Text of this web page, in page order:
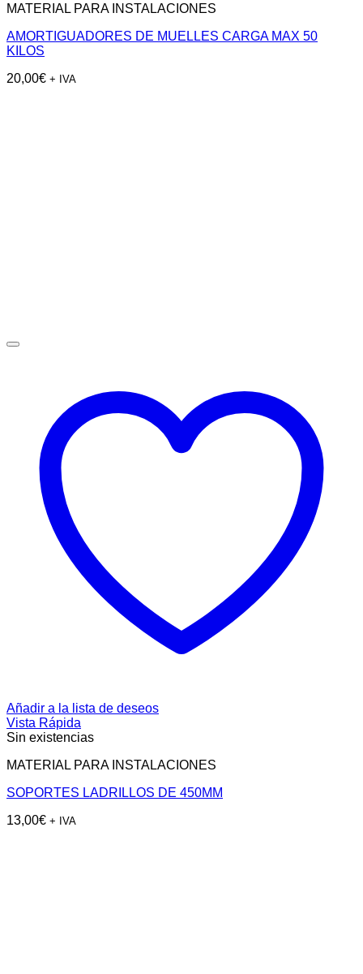
MATERIAL PARA INSTALACIONES
AMORTIGUADORES DE MUELLES CARGA MAX 50
KILOS
20,00€ + IVA
Añadir a la lista de deseos
Vista Rápida
Sin existencias
MATERIAL PARA INSTALACIONES
SOPORTES LADRILLOS DE 450MM
13,00€ + IVA